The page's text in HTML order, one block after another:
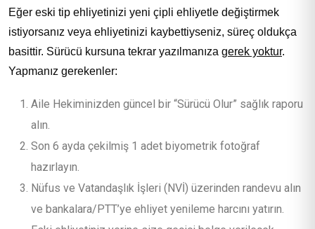
Eğer eski tip ehliyetinizi yeni çipli ehliyetle değiştirmek
istiyorsanız veya ehliyetinizi kaybettiyseniz, süreç oldukça
basittir. Sürücü kursuna tekrar yazılmanıza gerek yoktur.
Yapmanız gerekenler:
Aile Hekiminizden güncel bir “Sürücü Olur” sağlık raporu
alın.
Son 6 ayda çekilmiş 1 adet biyometrik fotoğraf
hazırlayın.
Nüfus ve Vatandaşlık İşleri (NVİ) üzerinden randevu alın
ve bankalara/PTT’ye ehliyet yenileme harcını yatırın.